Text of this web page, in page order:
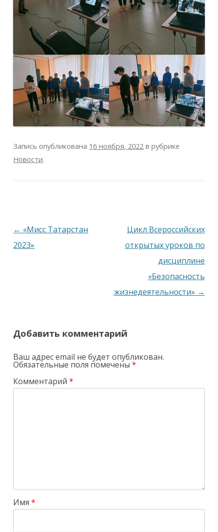
Запись опубликована 16 ноября, 2022 в рубрике
Новости.
Навигация
по
← «Мисс Татарстан
2023»
Цикл Всероссийских
открытых уроков по
дисциплине
«Безопасность
жизнедеятельности» →
Добавить комментарий
Ваш адрес email не будет опубликован.
Обязательные поля помечены*
Комментарий*
Имя*